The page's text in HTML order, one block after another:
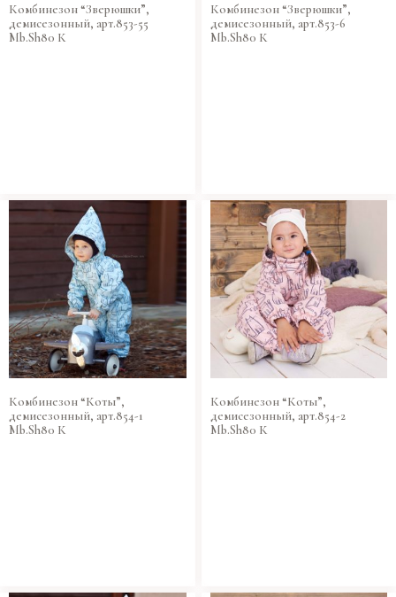
Комбинезон “Зверюшки”,
демисезонный, арт.853-55
Mb.Sh80 К
Комбинезон “Зверюшки”,
демисезонный, арт.853-6
Mb.Sh80 К
Комбинезон “Коты”,
демисезонный, арт.854-1
Mb.Sh80 К
Комбинезон “Коты”,
демисезонный, арт.854-2
Mb.Sh80 К